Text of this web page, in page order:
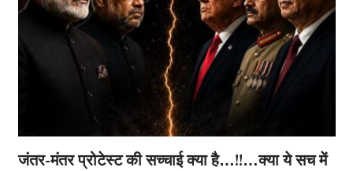
जंतर-मंतर प्रोटेस्ट की सच्चाई क्या है…!!…क्या ये सच में